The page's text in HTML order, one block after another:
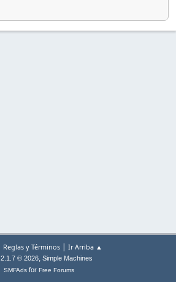
Reglas y Términos | Ir Arriba ▲
© 2026, Simple Machines
SMFAdsfor Free Forums